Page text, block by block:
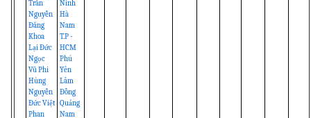
Trần
Nguyễn
Đăng
Khoa
Lại Đức
Ngọc
Vũ Phi
Hùng
Nguyễn
Đức Việt
Phan
Ninh
Hà
Nam
T.P -
HCM
Phú
Yên
Lâm
Đồng
Quảng
Nam